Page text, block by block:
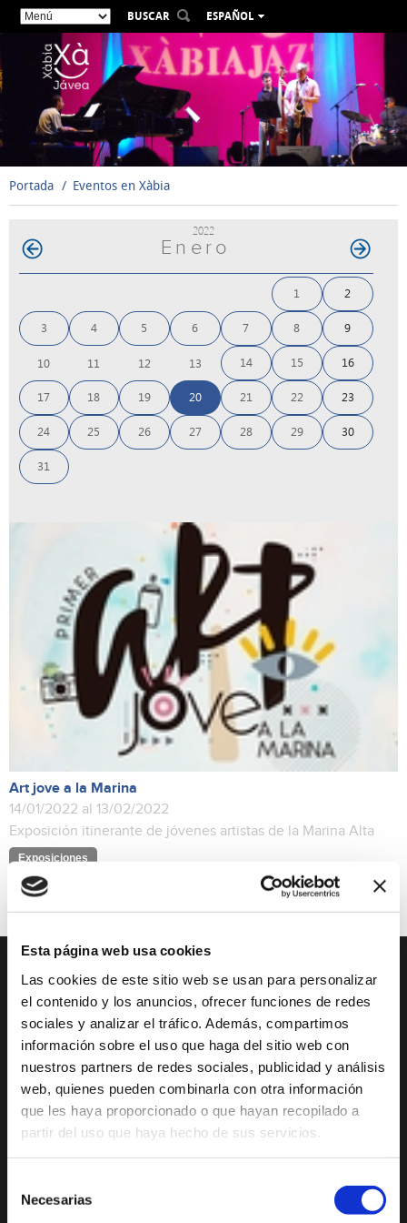
Esta página web usa cookies
Las cookies de este sitio web se usan para personalizar
el contenido y los anuncios, ofrecer funciones de redes
sociales y analizar el tráfico. Además, compartimos
información sobre el uso que haga del sitio web con
nuestros partners de redes sociales, publicidad y análisis
web, quienes pueden combinarla con otra información
que les haya proporcionado o que hayan recopilado a
partir del uso que haya hecho de sus servicios.
Necesarias
BUSCAR
ESPAÑOL
VALENCIÀ
ENGLISH
DEUTSCH
РУССКИЙ
Portada Eventos en Xàbia
2022
Enero
1 2
3 4 5 6 7 8 9
10 11 12 13 14 15 16
17 18 19 20 21 22 23
24 25 26 27 28 29 30
31
Art jove a la Marina
14/01/2022 al 13/02/2022
Exposición itinerante de jóvenes artistas de la Marina Alta
Exposiciones
DESCUBRE XÀBIA
Mirador Virtual
Cultura y Patrimonio
Paseo por Xàbia
Histórica
El Port de Xàbia,
Duanes de la Mar
QUÉ HACER
Eventos todo el año
Camino del Alba
Actividades
deportivas
Ruta del Arte